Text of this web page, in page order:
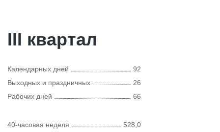
III квартал
Календарных дней
92
Выходных и праздничных
26
Рабочих дней
66
40-часовая неделя 528,0